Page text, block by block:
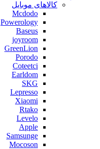
کالاهای موبایل
Mcdodo
Powerology
Baseus
joyroom
GreenLion
Porodo
Coteetci
Earldom
SKG
Lepresso
Xiaomi
Rtako
Levelo
Apple
Samsunge
Mocoson